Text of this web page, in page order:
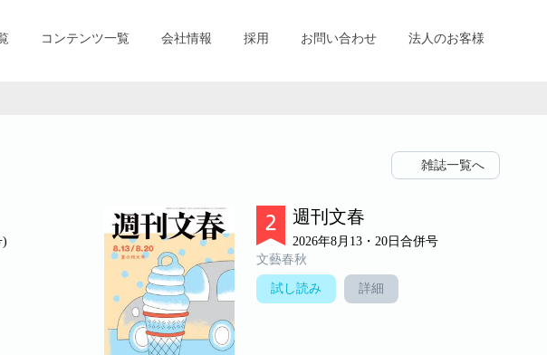
コンテンツ一覧 会社情報 採用 お問い合わせ 法人のお客様
雑誌一覧へ
)
週刊文春
2026年8月13・20日合併号
文藝春秋
試し読み 詳細